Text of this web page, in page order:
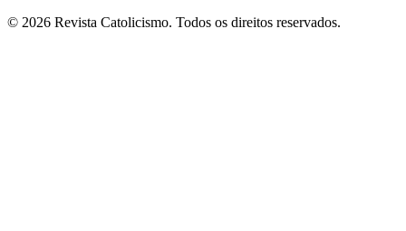
© 2026 Revista Catolicismo. Todos os direitos reservados.